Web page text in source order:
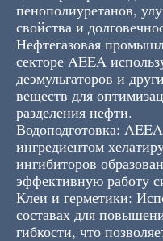
пенополиуретанов,
свойства и
Нефтегазовая
секторе AEEA
деэмульгаторов и
веществ для
разделения нефти.
Водоподготовка:
ингредиентом
ингибиторов
эффективную работу
Клеи и герметики:
составах для
гибкости, что